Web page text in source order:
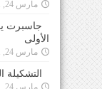
مارس 24, 2021
جاسبرت
الأولى
مارس 24, 2021
مارس 24, 2021